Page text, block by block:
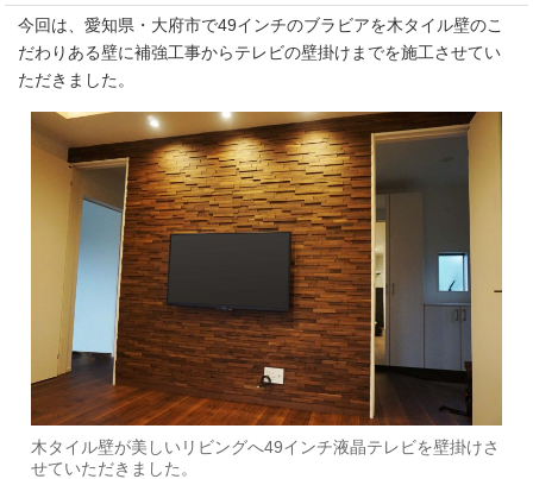
今回は、愛知県・大府市で49インチのブラビアを木タイル壁のこ
だわりある壁に補強工事からテレビの壁掛けまでを施工させてい
ただきました。
木タイル壁が美しいリビングへ49インチ液晶テレビを壁掛けさ
せていただきました。